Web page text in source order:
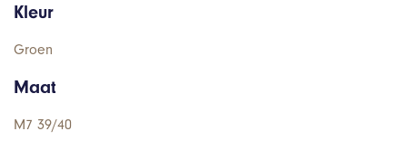
Kleur
Groen
Maat
M7 39/40